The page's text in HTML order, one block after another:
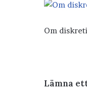
Om
Lämna